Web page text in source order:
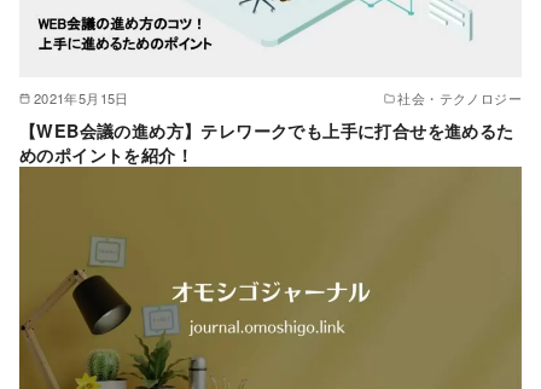
2021年5月15日 社会・テクノロジー
【WEB会議の進め方】テレワークでも上手に打合せを進めるた
めのポイントを紹介！